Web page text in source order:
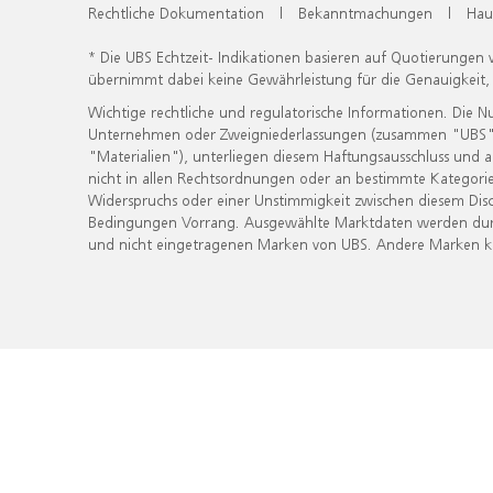
Rechtliche Dokumentation | Bekanntmachungen |
* Die UBS Echtzeit- Indikationen basieren auf
übernimmt dabei keine Gewährleistung für die
Wichtige rechtliche und regulatorische Informationen. Die
Unternehmen oder Zweigniederlassungen (zusammen
"Materialien"), unterliegen diesem Haftungsausschluss
nicht in allen Rechtsordnungen oder an bestimmte
Widerspruchs oder einer Unstimmigkeit zwischen diesem
Bedingungen Vorrang. Ausgewählte Marktdaten werden
und nicht eingetragenen Marken von UBS. Andere Marken